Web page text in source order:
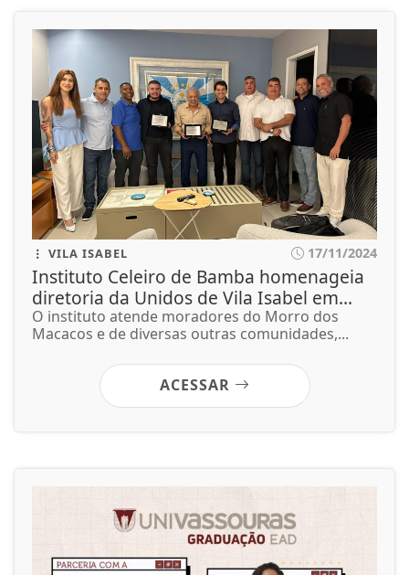
VILA ISABEL 17/11/2024
Instituto Celeiro de Bamba homenageia
diretoria da Unidos de Vila Isabel em...
O instituto atende moradores do Morro dos
Macacos e de diversas outras comunidades,...
ACESSAR